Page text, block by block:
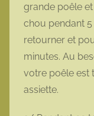
grande poêle
chou pendant 5
retourner et
minutes. Au
votre poêle est
assiette.